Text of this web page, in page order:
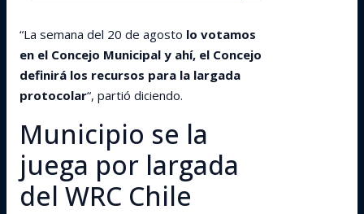
“La semana del 20 de agosto lo votamos
en el Concejo Municipal y ahí, el Concejo
definirá los recursos para la largada
protocolar“, partió diciendo.
Municipio se la
juega por largada
del WRC Chile